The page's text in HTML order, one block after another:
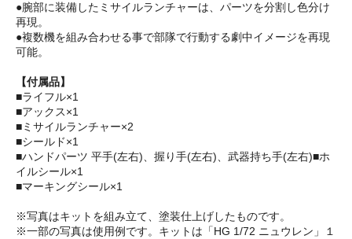
●腕部に装備したミサイルランチャーは、パーツを分割し色分け
再現。
●複数機を組み合わせる事で部隊で行動する劇中イメージを再現
可能。
【付属品】
■ライフル×1
■アックス×1
■ミサイルランチャー×2
■シールド×1
■ハンドパーツ 平手(左右)、握り手(左右)、武器持ち手(左右)■ホ
イルシール×1
■マーキングシール×1
※写真はキットを組み立て、塗装仕上げしたものです。
※一部の写真は使用例です。キットは「HG 1/72 ニュウレン」１